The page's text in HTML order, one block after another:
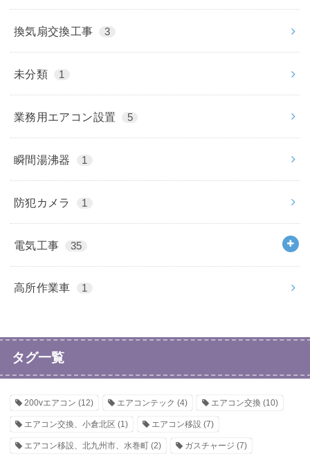
換気扇交換工事 3
未分類 1
業務用エアコン設置 5
瞬間湯沸器 1
防犯カメラ 1
電気工事 35
高所作業車 1
タグ一覧
200vエアコン (12) エアコンテック (4) エアコン交換 (10)
エアコン交換、小倉北区 (1) エアコン移設 (7)
エアコン移設、北九州市、水巻町 (2) ガスチャージ (7)